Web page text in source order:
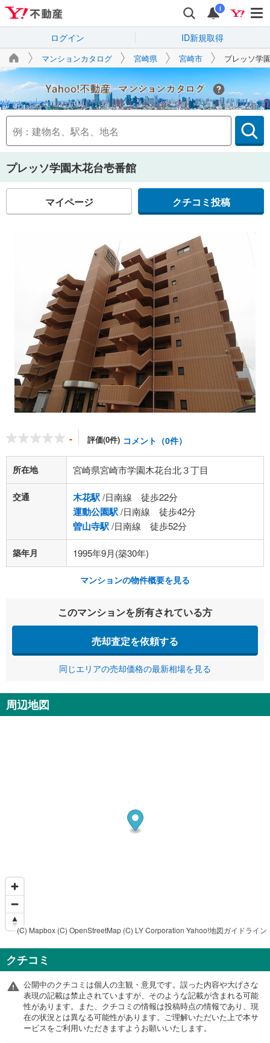
i
ログイン ID新規取得
マンションカタログ 宮崎県 宮崎市 プレッソ学
Yahoo!不動産
プレッソ学園木花台壱番館
マイページ クチコミ投稿
- 評価(0件) コメント（0件）
所在地 宮崎県宮崎市学園木花台北３丁目
交通 木花駅/日南線 徒歩22分
運動公園駅/日南線 徒歩42分
曽山寺駅/日南線 徒歩52分
築年月 1995年9月(築30年)
マンションの物件概要を見る
このマンションを所有されている方
売却査定を依頼する
同じエリアの売却価格の最新相場を見る
周辺地図
(C) Mapbox (C) OpenStreetMap (C) LY Corporation Yahoo!地図ガイドライン
クチコミ
公開中のクチコミは個人の主観・意見です。誤った内容や大げさな
表現の記載は禁止されていますが、そのような記載が含まれる可能
性があります。また、クチコミの情報は投稿時点の情報であり、現
在の状況とは異なる可能性があります。ご理解いただいた上で本サ
ービスをご利用いただきますようお願いいたします。